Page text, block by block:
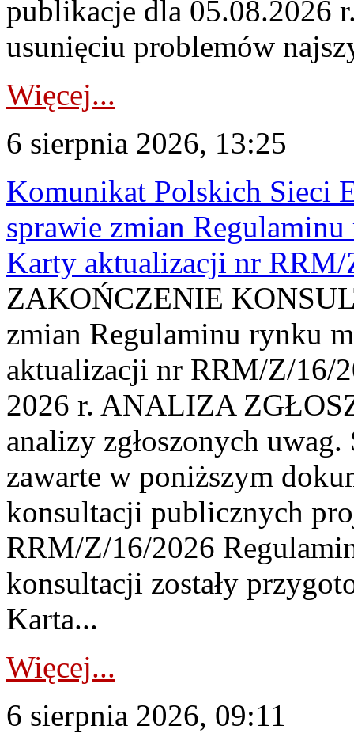
publikacje dla 05.08.2026
usunięciu problemów
Więcej...
6 sierpnia 2026, 13:25
Komunikat Polskich Sieci
sprawie zmian
Karty aktualizacji nr
ZAKOŃCZENIE
zmian Regulaminu rynku
aktualizacji nr RRM/Z/16/
2026 r. ANALIZA
analizy zgłoszonych
zawarte w poniższym
konsultacji publicznych
RRM/Z/16/2026
konsultacji zostały
Karta...
Więcej...
6 sierpnia 2026, 09:11